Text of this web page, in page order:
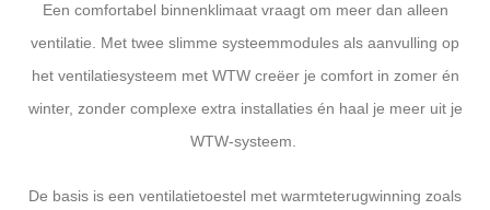
Een comfortabel binnenklimaat vraagt om meer dan alleen
ventilatie. Met twee slimme systeemmodules als aanvulling op
het ventilatiesysteem met WTW creëer je comfort in zomer én
winter, zonder complexe extra installaties én haal je meer uit je
WTW-systeem.
De basis is een ventilatietoestel met warmteterugwinning zoals